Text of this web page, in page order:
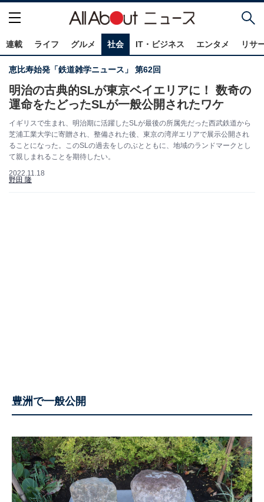
連載 ライフ グルメ 社会 IT・ビジネス エンタメ リサ
恵比寿始発「鉄道雑学ニュース」 第62回
明治の古典的SLが東京ベイエリアに！ 数奇の
運命をたどったSLが一般公開されたワケ
イギリスで生まれ、明治期に活躍したSLが最後の所属先だった西武鉄道から
芝浦工業大学に寄贈され、整備された後、東京の湾岸エリアで展示公開され
ることになった。このSLの過去をしのぶとともに、地域のランドマークとし
て親しまれることを期待したい。
2022.11.18
野田 隆
豊洲で一般公開